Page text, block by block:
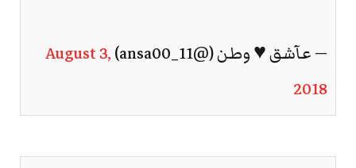
— عآشق ♥ وطن (@ansa00_11)
August 3,
2018